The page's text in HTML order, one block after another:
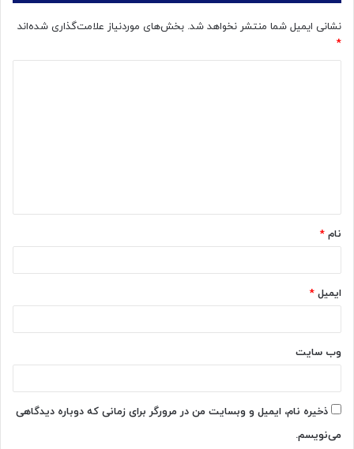
نشانی ایمیل شما منتشر نخواهد شد. بخش‌های موردنیاز علامت‌گذاری شده‌اند
*
*
نام *
ایمیل *
وب‌ سایت
ذخیره نام، ایمیل و وبسایت من در مرورگر برای زمانی که دوباره دیدگاهی
می‌نویسم.